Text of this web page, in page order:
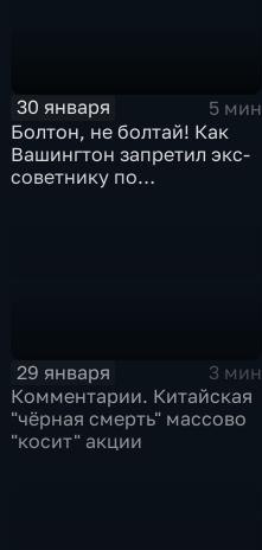
30 января
5 мин
Болтон, не болтай! Как
Вашингтон запретил экс-
советнику по
29 января
3 мин
Комментарии. Китайская
"чёрная смерть" массово
"косит" акции